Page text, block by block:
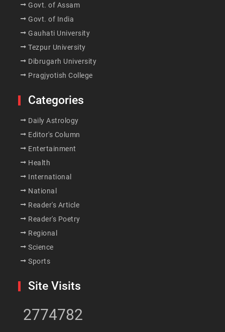
Govt. of Assam
Govt. of India
Gauhati University
Tezpur University
Dibrugarh University
Pragjyotish College
Categories
Daily Astrology
Editor's Column
Entertainment
Health
International
National
Reader's Article
Reader's Poetry
Regional
Science
Sports
Site Visits
2774782